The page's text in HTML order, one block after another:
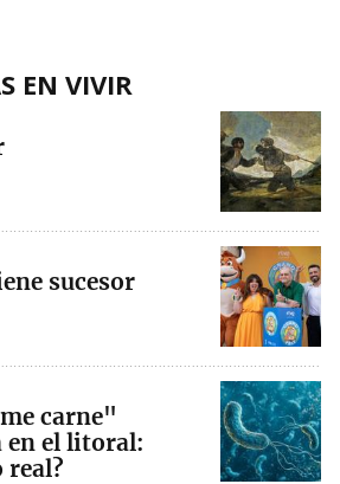
EN VIVIR
sucesor
carne"
el litoral:
real?